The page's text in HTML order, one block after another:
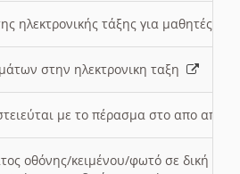
ηλεκτρονικής τάξης για μαθητές
στην ηλεκτρονικη ταξη
με το πέρασμα στο απο
οθόνης/κειμένου/φωτό σε δική